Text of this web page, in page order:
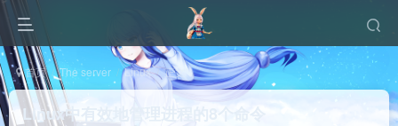
首页 The server Linux 正文
Linux中有效地管理进程的8个命令